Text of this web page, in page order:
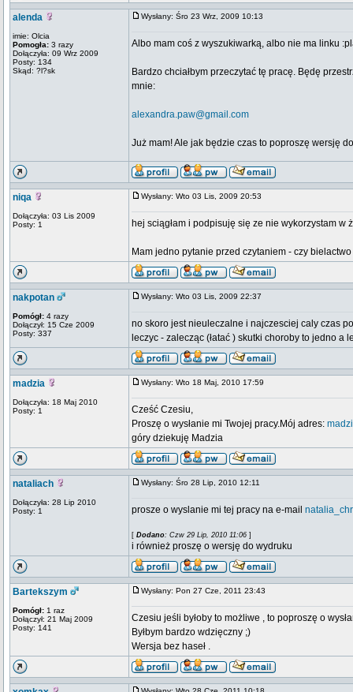
alenda
imie: Olcia
Pomogła: 3 razy
Dołączyła: 09 Wrz 2009
Posty: 134
Skąd: ?l?sk
Wysłany: Śro 23 Wrz, 2009 10:13
Albo mam coś z wyszukiwarką, albo nie ma linku
Bardzo chciałbym przeczytać tę pracę. Będę
mnie:
alexandra.paw@gmail.com
Już mam! Ale jak będzie czas to poproszę wersję
niqa
Dołączyła: 03 Lis 2009
Posty: 1
Wysłany: Wto 03 Lis, 2009 20:53
hej sciągłam i podpisuję się ze nie wykorzystam w
Mam jedno pytanie przed czytaniem - czy
nakpotan
Pomógł: 4 razy
Dołączył: 15 Cze 2009
Posty: 337
Wysłany: Wto 03 Lis, 2009 22:37
no skoro jest nieuleczalne i najczesciej caly czas
leczyc - zalecząc (łatać ) skutki choroby to jedno
madzia
Dołączyła: 18 Maj 2010
Posty: 1
Wysłany: Wto 18 Maj, 2010 17:59
Cześć Czesiu,
Proszę o wysłanie mi Twojej pracy.Mój adres:
góry dziekuję Madzia
nataliach
Dołączyła: 28 Lip 2010
Posty: 1
Wysłany: Śro 28 Lip, 2010 12:11
prosze o wyslanie mi tej pracy na e-mail
[ Dodano: Czw 29 Lip, 2010 11:06 ]
i również proszę o wersję do wydruku
Bartekszym
Pomógł: 1 raz
Dołączył: 21 Maj 2009
Posty: 141
Wysłany: Pon 27 Cze, 2011 23:43
Czesiu jeśli byłoby to możliwe , to poproszę o
Byłbym bardzo wdzięczny ;)
Wersja bez haseł .